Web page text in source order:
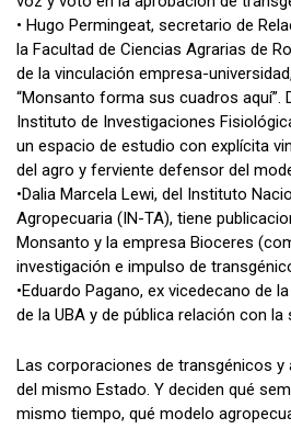
• Hugo Permingeat, secretario de
la Facultad de Ciencias Agrarias de
de la vinculación empresa-
“Monsanto forma sus cuadros aquí”.
Instituto de Investigaciones
un espacio de estudio con explícita
del agro y ferviente defensor del
•Dalia Marcela Lewi, del Instituto
Agropecuaria (IN-TA), tiene
Monsanto y la empresa Bioceres
investigación e impulso de
•Eduardo Pagano, ex vicedecano de
de la UBA y de pública relación con la
Las corporaciones de transgénicos
del mismo Estado. Y deciden qué
mismo tiempo, qué modelo